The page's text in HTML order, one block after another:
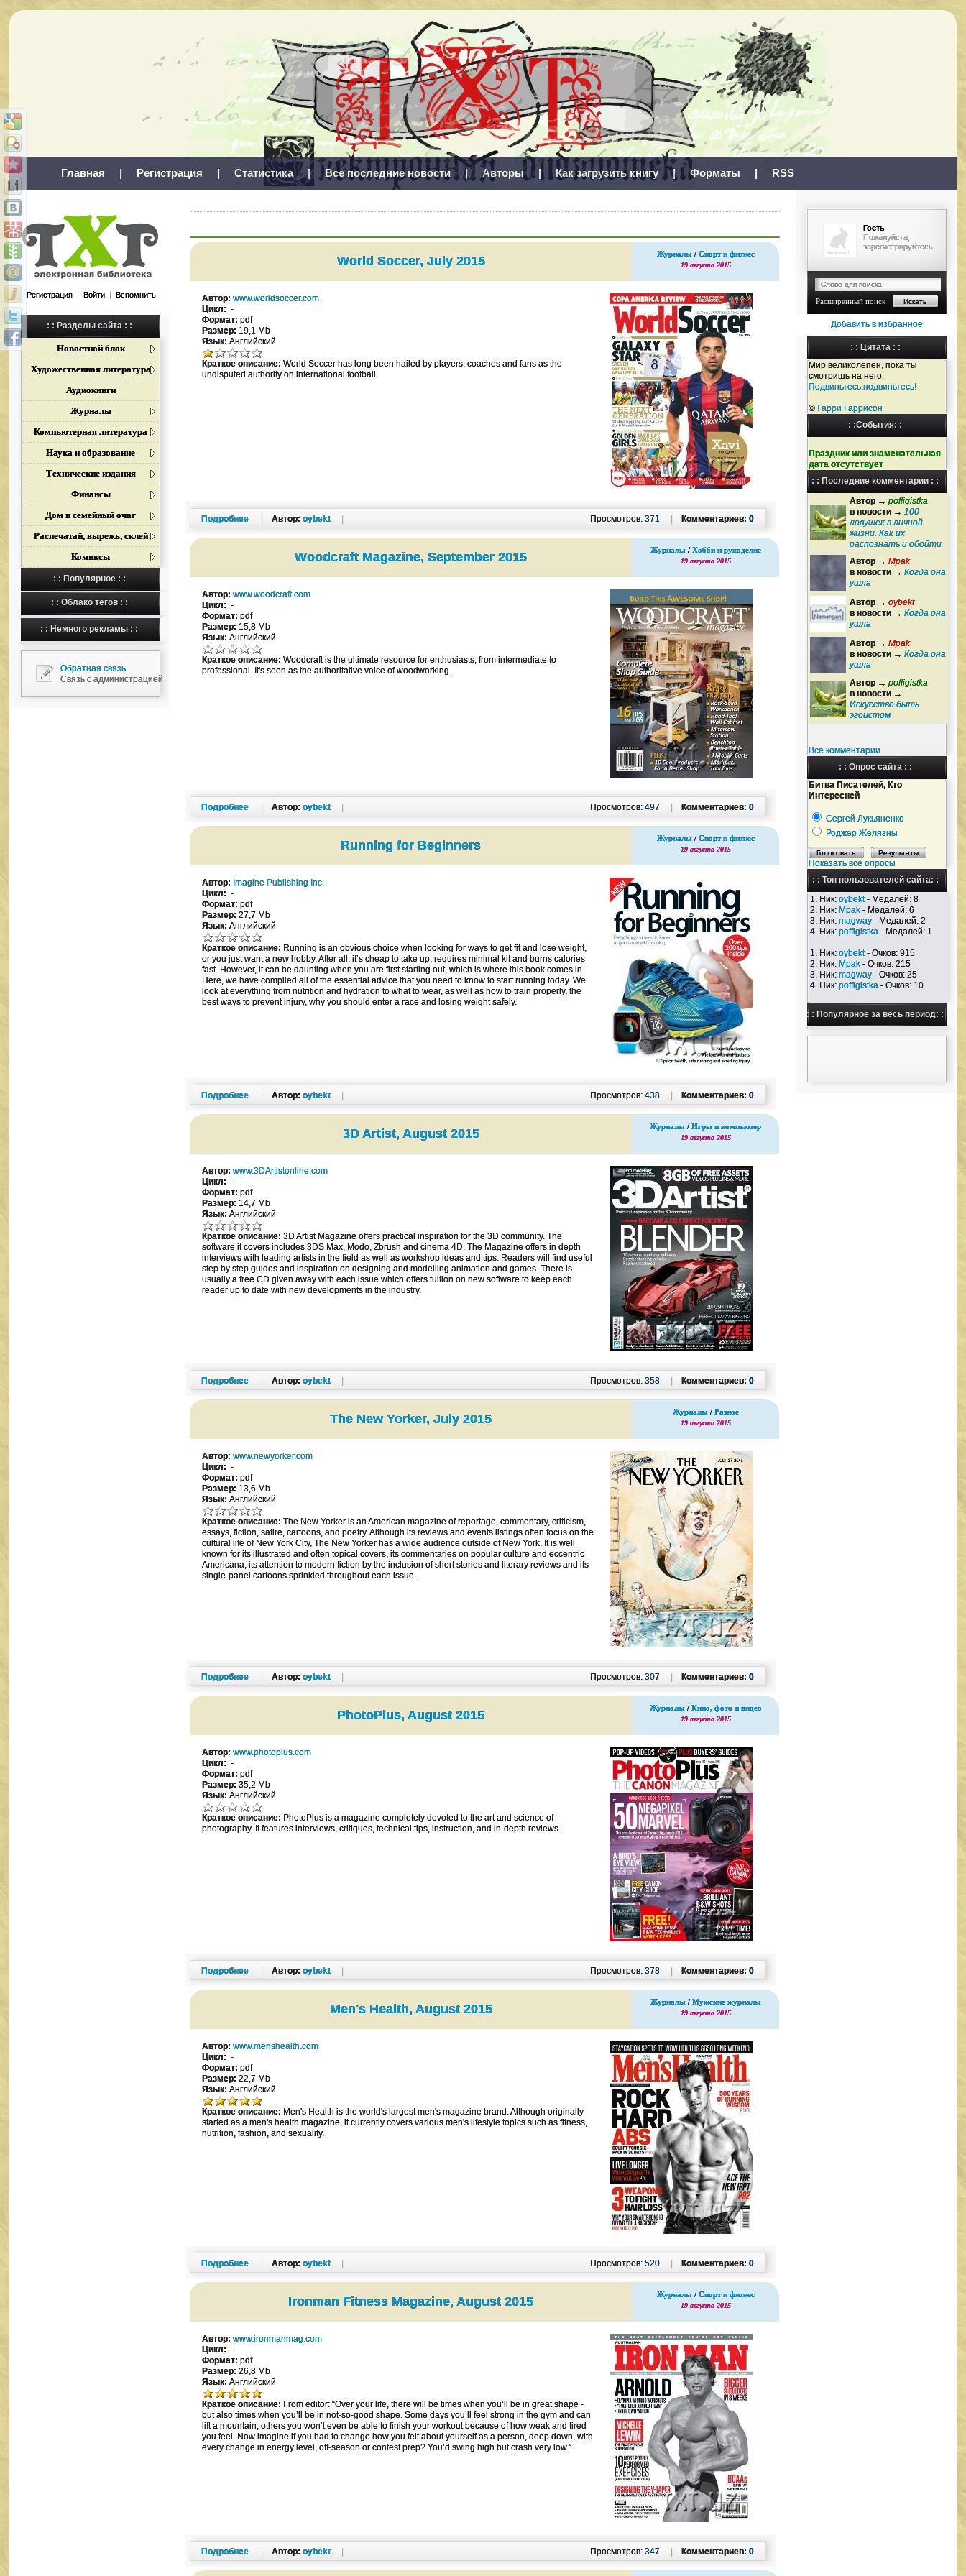
Главная | Регистрация | Статистика | Все последние новости | Авторы | Как загрузить книгу | Форматы | RSS
Регистрация | Войти | Вспомнить
: : Разделы сайта : :
Новостной блок
Художественная литература
Аудиокниги
Журналы
Компьютерная литература
Наука и образование
Технические издания
Финансы
Дом и семейный очаг
Распечатай, вырежь, склей
Комиксы
: : Популярное : :
: : Облако тегов : :
: : Немного рекламы : :
Обратная связь
Связь с администрацией
Гость
Пожалуйста,
зарегистрируйтесь
Расширенный поиск
Добавить в избранное
: : Цитата : :
Мир великолепен, пока ты
смотришь на него.
Подвиньтесь,подвиньтесь!
© Гарри Гаррисон
: :События: :
Праздник или знаменательная
дата отсутствует
: : Последние комментарии : :
Автор → poffigistka
в новости → 100
ловушек в личной
жизни. Как их
распознать и обойти
Автор → Mpak
в новости → Когда она
ушла
Автор → oybekt
в новости → Когда она
ушла
Автор → Mpak
в новости → Когда она
ушла
Автор → poffigistka
в новости →
Искусство быть
эгоистом
Все комментарии
: : Опрос сайта : :
Битва Писателей, Кто
Интересней
Сергей Лукьяненко
Роджер Желязны
Показать все опросы
: : Топ пользователей сайта: :
1. Ник: oybekt- Медалей: 8
2. Ник: Mpak- Медалей: 6
3. Ник: magway- Медалей: 2
4. Ник: poffigistka- Медалей: 1
1. Ник: oybekt- Очков: 915
2. Ник: Mpak- Очков: 215
3. Ник: magway- Очков: 25
4. Ник: poffigistka- Очков: 10
: : Популярное за весь период: :
World Soccer, July 2015 Журналы/ Спорт и фитнес
19 августа 2015
Автор: www.worldsoccer.com
Цикл: -
Формат: pdf
Размер: 19,1 Mb
Язык: Английский
Краткое описание: World Soccer has long been hailed by players, coaches and fans as the
undisputed authority on international football.
Подробнее Автор:oybekt Комментариев: 0
Просмотров: 371
Woodcraft Magazine, September 2015 Журналы/ Хобби и рукоделие
19 августа 2015
Автор: www.woodcraft.com
Цикл: -
Формат: pdf
Размер: 15,8 Mb
Язык: Английский
Краткое описание: Woodcraft is the ultimate resource for enthusiasts, from intermediate to
professional. It's seen as the authoritative voice of woodworking.
Подробнее Автор:oybekt Комментариев: 0
Просмотров: 497
Running for Beginners Журналы/ Спорт и фитнес
19 августа 2015
Автор: Imagine Publishing Inc.
Цикл: -
Формат: pdf
Размер: 27,7 Mb
Язык: Английский
Краткое описание: Running is an obvious choice when looking for ways to get fit and lose weight,
or you just want a new hobby. After all, it’s cheap to take up, requires minimal kit and burns calories
fast. However, it can be daunting when you are first starting out, which is where this book comes in.
Here, we have compiled all of the essential advice that you need to know to start running today. We
look at everything from nutrition and hydration to what to wear, as well as how to train properly, the
best ways to prevent injury, why you should enter a race and losing weight safely.
Подробнее Автор:oybekt Комментариев: 0
Просмотров: 438
3D Artist, August 2015 Журналы /Игры и компьютер
19 августа 2015
Автор: www.3DArtistonline.com
Цикл: -
Формат: pdf
Размер: 14,7 Mb
Язык: Английский
Краткое описание: 3D Artist Magazine offers practical inspiration for the 3D community. The
software it covers includes 3DS Max, Modo, Zbrush and cinema 4D. The Magazine offers in depth
interviews with leading artists in the field as well as workshop ideas and tips. Readers will find useful
step by step guides and inspiration on designing and modelling animation and games. There is
usually a free CD given away with each issue which offers tuition on new software to keep each
reader up to date with new developments in the industry.
Подробнее Автор:oybekt Комментариев: 0
Просмотров: 358
The New Yorker, July 2015 Журналы/ Разное
19 августа 2015
Автор: www.newyorker.com
Цикл: -
Формат: pdf
Размер: 13,6 Mb
Язык: Английский
Краткое описание: The New Yorker is an American magazine of reportage, commentary, criticism,
essays, fiction, satire, cartoons, and poetry. Although its reviews and events listings often focus on the
cultural life of New York City, The New Yorker has a wide audience outside of New York. It is well
known for its illustrated and often topical covers, its commentaries on popular culture and eccentric
Americana, its attention to modern fiction by the inclusion of short stories and literary reviews and its
single-panel cartoons sprinkled throughout each issue.
Подробнее Автор:oybekt Комментариев: 0
Просмотров: 307
PhotoPlus, August 2015 Журналы/ Кино, фото и видео
19 августа 2015
Автор: www.photoplus.com
Цикл: -
Формат: pdf
Размер: 35,2 Mb
Язык: Английский
Краткое описание: PhotoPlus is a magazine completely devoted to the art and science of
photography. It features interviews, critiques, technical tips, instruction, and in-depth reviews.
Подробнее Автор:oybekt Комментариев: 0
Просмотров: 378
Men's Health, August 2015 Журналы/ Мужские журналы
19 августа 2015
Автор: www.menshealth.com
Цикл: -
Формат: pdf
Размер: 22,7 Mb
Язык: Английский
Краткое описание: Men's Health is the world's largest men's magazine brand. Although originally
started as a men's health magazine, it currently covers various men's lifestyle topics such as fitness,
nutrition, fashion, and sexuality.
Подробнее Автор:oybekt Комментариев: 0
Просмотров: 520
Ironman Fitness Magazine, August 2015 Журналы/ Спорт и фитнес
19 августа 2015
Автор: www.ironmanmag.com
Цикл: -
Формат: pdf
Размер: 26,8 Mb
Язык: Английский
Краткое описание: From editor: “Over your life, there will be times when you’ll be in great shape -
but also times when you’ll be in not-so-good shape. Some days you’ll feel strong in the gym and can
lift a mountain, others you won’t even be able to finish your workout because of how weak and tired
you feel. Now imagine if you had to change how you felt about yourself as a person, deep down, with
every change in energy level, off-season or contest prep? You’d swing high but crash very low.”
Подробнее Автор:oybekt Комментариев: 0
Просмотров: 347